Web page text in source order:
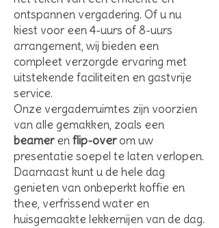
ontspannen vergadering. Of u nu
kiest voor een 4-uurs of 8-uurs
arrangement, wij bieden een
compleet verzorgde ervaring met
uitstekende faciliteiten en gastvrije
service.
Onze vergaderruimtes zijn voorzien
van alle gemakken, zoals een
beamerenflip-overom uw
presentatie soepel te laten verlopen.
Daarnaast kunt u de hele dag
genieten van onbeperkt koffie en
thee, verfrissend water en
huisgemaakte lekkernijen van de dag.